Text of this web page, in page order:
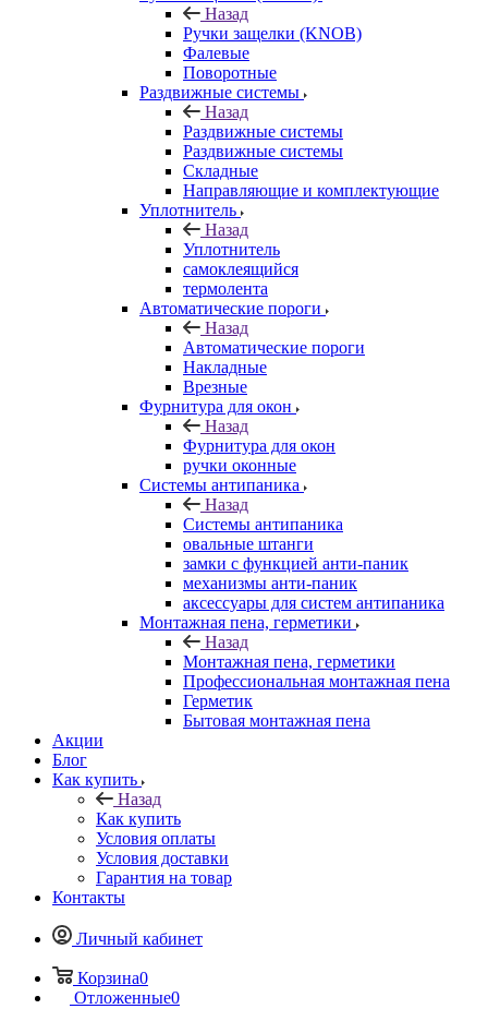
Назад
Ручки защелки (KNOB)
Фалевые
Поворотные
Раздвижные системы
Назад
Раздвижные системы
Раздвижные системы
Складные
Направляющие и комплектующие
Уплотнитель
Назад
Уплотнитель
самоклеящийся
термолента
Автоматические пороги
Назад
Автоматические пороги
Накладные
Врезные
Фурнитура для окон
Назад
Фурнитура для окон
ручки оконные
Системы антипаника
Назад
Системы антипаника
овальные штанги
замки с функцией анти-паник
механизмы анти-паник
аксессуары для систем антипаника
Монтажная пена, герметики
Назад
Монтажная пена, герметики
Профессиональная монтажная пена
Герметик
Бытовая монтажная пена
Акции
Блог
Как купить
Назад
Как купить
Условия оплаты
Условия доставки
Гарантия на товар
Контакты
Личный кабинет
Корзина0
Отложенные0